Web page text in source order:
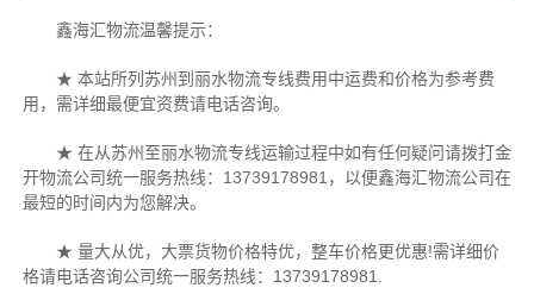
鑫海汇物流温馨提示：
★ 本站所列苏州到丽水物流专线费用中运费和价格为参考费
用，需详细最便宜资费请电话咨询。
★ 在从苏州至丽水物流专线运输过程中如有任何疑问请拨打金
开物流公司统一服务热线：13739178981，以便鑫海汇物流公司在
最短的时间内为您解决。
★ 量大从优，大票货物价格特优，整车价格更优惠!需详细价
格请电话咨询公司统一服务热线：13739178981.